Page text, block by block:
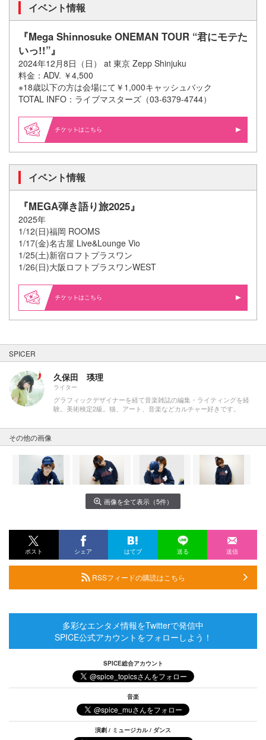
イベント情報
『Mega Shinnosuke ONEMAN TOUR “君にモテた
いっ!!”』
2024年12月8日（日） at 東京 Zepp Shinjuku
料金：ADV. ￥4,500
※18歳以下の方は会場にて￥1,000キャッシュバック
TOTAL INFO：ライブマスターズ（03-6379-4744）
はこちら
イベント情報
『MEGA弾き語り旅2025』
2025年
1/12(日)福岡 ROOMS
1/17(金)名古屋 Live&Lounge Vio
1/25(土)新宿ロフトプラスワン
1/26(日)大阪ロフトプラスワンWEST
はこちら
SPICER
久保田 瑛理
ライター
グラフィックデザイナーを経て音楽雑誌の編集・ライティングを経
験。美術検定2級。猫、アート、音楽などカルチャー好きです。
その他の画像
画像を全て表示（5件）
ポスト シェア はてブ 送る 送信
RSSフィードの購読はこちら
多彩なエンタメ情報をTwitterで発信中
SPICE公式アカウントをフォローしよう！
SPICE総合アカウント
音楽
演劇 / ミュージカル / ダンス